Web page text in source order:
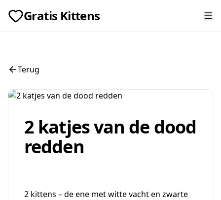
Gratis Kittens
Terug
2 katjes van de dood
redden
2 kittens – de ene met witte vacht en zwarte